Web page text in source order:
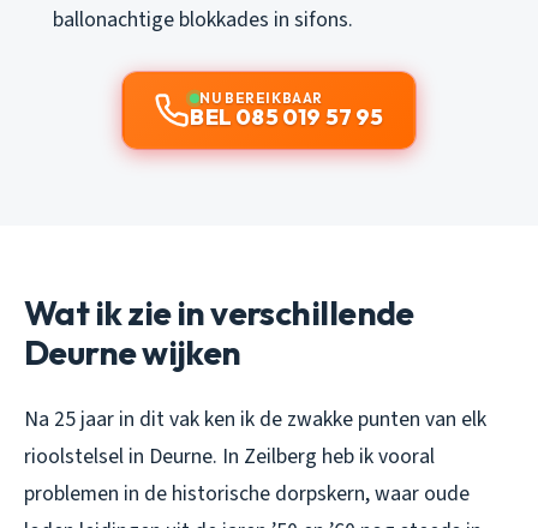
ballonachtige blokkades in sifons.
NU BEREIKBAAR
BEL 085 019 57 95
Wat ik zie in verschillende
Deurne wijken
Na 25 jaar in dit vak ken ik de zwakke punten van elk
rioolstelsel in Deurne. In Zeilberg heb ik vooral
problemen in de historische dorpskern, waar oude